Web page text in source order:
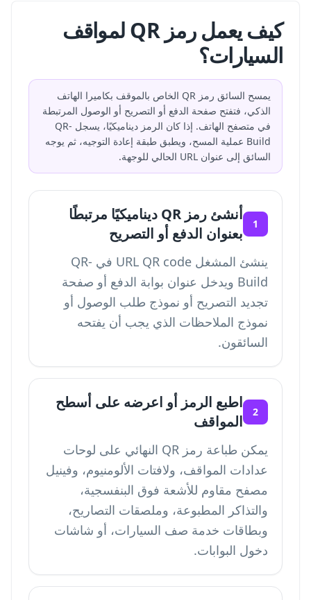
كيف يعمل رمز QR لمواقف
السيارات؟
يمسح السائق رمز QR الخاص بالموقف بكاميرا الهاتف
الذكي، فتفتح صفحة الدفع أو التصريح أو الوصول المرتبطة
في متصفح الهاتف. إذا كان الرمز ديناميكيًا، يسجل QR-
Build عملية المسح، ويطبق طبقة إعادة التوجيه، ثم يوجه
السائق إلى عنوان URL الحالي للوجهة.
1
أنشئ رمز QR ديناميكيًا مرتبطًا
بعنوان الدفع أو التصريح
ينشئ المشغل URL QR code في QR-
Build ويدخل عنوان بوابة الدفع أو صفحة
تجديد التصريح أو نموذج طلب الوصول أو
نموذج الملاحظات الذي يجب أن يفتحه
السائقون.
2
اطبع الرمز أو اعرضه على أسطح
المواقف
يمكن طباعة رمز QR النهائي على لوحات
عدادات المواقف، ولافتات الألومنيوم، وفينيل
مصفح مقاوم للأشعة فوق البنفسجية،
والتذاكر المطبوعة، وملصقات التصاريح،
وبطاقات خدمة صف السيارات، أو شاشات
دخول البوابات.